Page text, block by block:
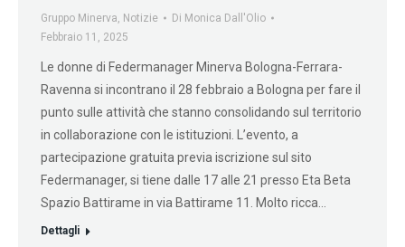
Gruppo Minerva Notizie Di Monica Dall'Olio
Febbraio 11, 2025
Le donne di Federmanager Minerva Bologna-Ferrara-
Ravenna si incontrano il 28 febbraio a Bologna per fare il
punto sulle attività che stanno consolidando sul territorio
in collaborazione con le istituzioni. L’evento, a
partecipazione gratuita previa iscrizione sul sito
Federmanager, si tiene dalle 17 alle 21 presso Eta Beta
Spazio Battirame in via Battirame 11. Molto ricca…
Dettagli